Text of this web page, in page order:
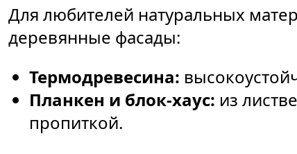
Для любителей натуральных
деревянные фасады:
Термодревесина:
Планкен и блок-хаус: из
пропиткой.